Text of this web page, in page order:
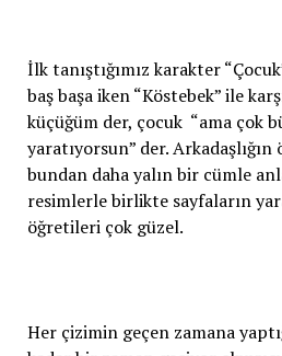
İlk tanıştığımız karakter
baş başa iken “Köstebek” ile
küçüğüm der, çocuk “ama çok
yaratıyorsun” der. Arkadaşlığın
bundan daha yalın bir cümle
resimlerle birlikte sayfaların
öğretileri çok güzel.
Her çizimin geçen zamana